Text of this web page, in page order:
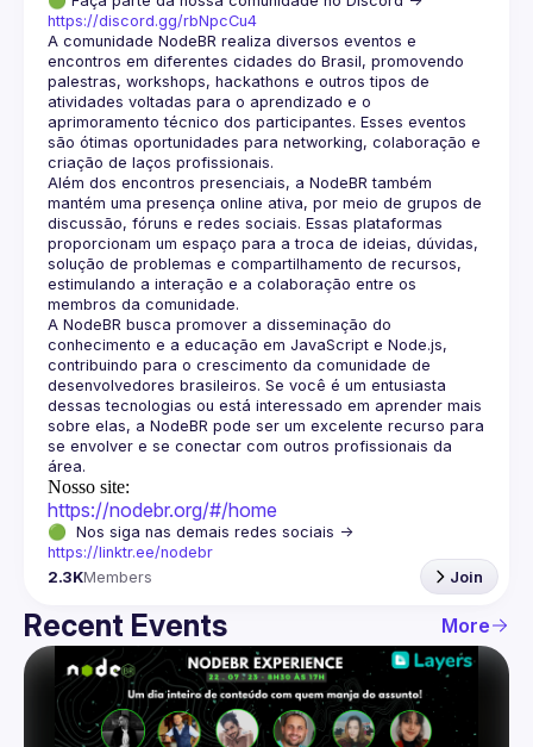
https://discord.gg/rbNpcCu4
A comunidade NodeBR realiza diversos eventos e
encontros em diferentes cidades do Brasil, promovendo
palestras, workshops, hackathons e outros tipos de
atividades voltadas para o aprendizado e o
aprimoramento técnico dos participantes. Esses eventos
são ótimas oportunidades para networking, colaboração e
Além dos encontros presenciais, a NodeBR também
mantém uma presença online ativa, por meio de grupos de
discussão, fóruns e redes sociais. Essas plataformas
proporcionam um espaço para a troca de ideias, dúvidas,
solução de problemas e compartilhamento de recursos,
estimulando a interação e a colaboração entre os
A NodeBR busca promover a disseminação do
conhecimento e a educação em JavaScript e Node.js,
contribuindo para o crescimento da comunidade de
desenvolvedores brasileiros. Se você é um entusiasta
dessas tecnologias ou está interessado em aprender mais
sobre elas, a NodeBR pode ser um excelente recurso para
se envolver e se conectar com outros profissionais da
Nosso site:
https://nodebr.org/#/home
https://linktr.ee/nodebr
2.3KMembers Join
Recent Events More